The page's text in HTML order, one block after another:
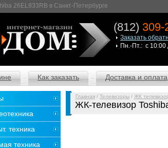
26EL833RB в Санкт-Петербурге
(812) 309-
Заказать
Пн.-Пт.: с 10:00
Как заказать Доставка и оплата
Главная / Телевизоры / ЖК
ЖК-телевизор
техника
техника